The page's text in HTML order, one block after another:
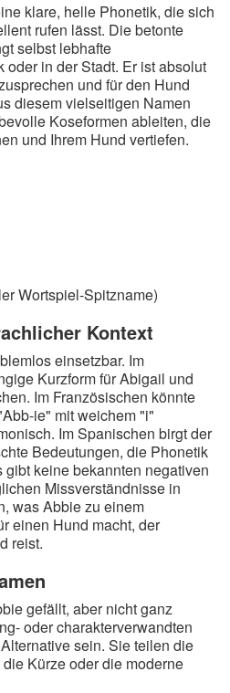
klare, helle Phonetik, die sich
rufen lässt. Die betonte
selbst lebhafte
in der Stadt. Er ist absolut
und für den Hund
diesem vielseitigen Namen
Koseformen ableiten, die
und Ihrem Hund vertiefen.
Wortspiel-Spitzname)
Kontext
einsetzbar. Im
Kurzform für Abigail und
Im Französischen könnte
ie" mit weichem "i"
Im Spanischen birgt der
Bedeutungen, die Phonetik
keine bekannten negativen
Missverständnisse in
was Abbie zu einem
einen Hund macht, der
reist.
gefällt, aber nicht ganz
oder charakterverwandten
sein. Sie teilen die
Kürze oder die moderne